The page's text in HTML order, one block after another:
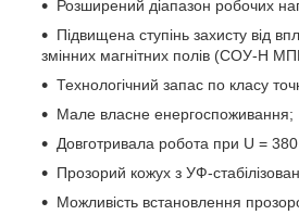
Розширений діапазон робочих
Підвищена ступінь захисту від
змінних магнітних полів (СОУ-Н
Технологічний запас по класу
Мале власне енергоспоживання;
Довготривала робота при U =
Прозорий кожух з УФ-
Можливість встановлення